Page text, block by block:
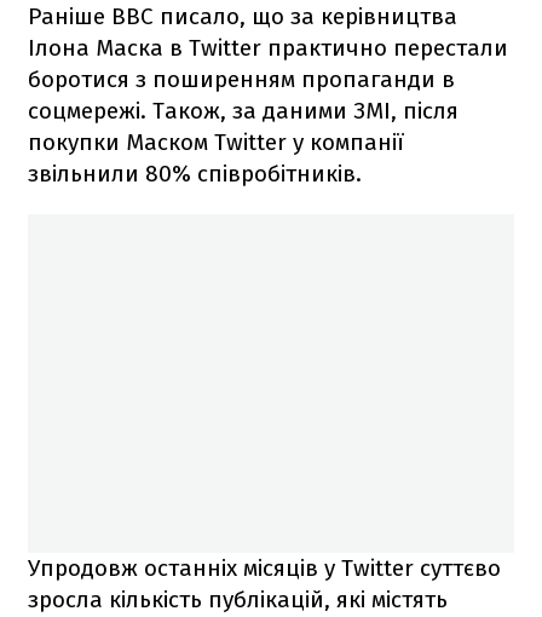
Раніше BBC писало, що за керівництва
Ілона Маска в Twitter практично перестали
боротися з поширенням пропаганди в
соцмережі. Також, за даними ЗМІ, після
покупки Маском Twitter у компанії
звільнили 80% співробітників.
Упродовж останніх місяців у Twitter суттєво
зросла кількість публікацій, які містять